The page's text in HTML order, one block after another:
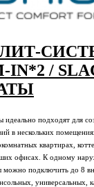
IN*2 /
идеально подходят для
в нескольких
квартирах,
офисах. К одному
можно подключить до 8
универсальных,